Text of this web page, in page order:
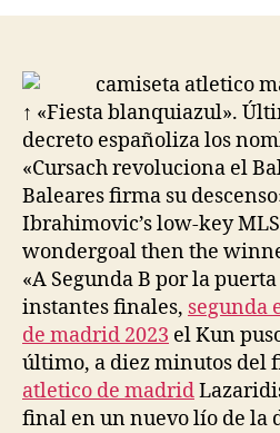
↑ «Fiesta blanquiazul».
decreto españoliza los
«Cursach revoluciona el
Baleares firma su
Ibrahimovic’s low-key
wondergoal then the
«A Segunda B por la
instantes finales, segunda
de madrid 2023 el Kun
último, a diez minutos del
atletico de madrid
final en un nuevo lío de la